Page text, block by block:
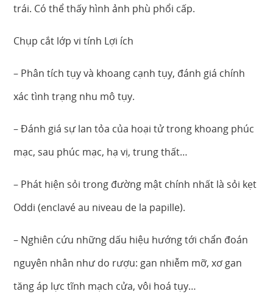
trái. Có thể thấy hình ảnh phù phổi cấp.
Chụp cắt lớp vi tính Lợi ích
– Phân tích tụy và khoang cạnh tụy, đánh giá chính
xác tình trạng nhu mô tụy.
– Đánh giá sự lan tỏa của hoại tử trong khoang phúc
mạc, sau phúc mạc, hạ vị, trung thất…
– Phát hiện sỏi trong đường mật chính nhất là sỏi kẹt
Oddi (enclavé au niveau de la papille).
– Nghiên cứu những dấu hiệu hướng tới chẩn đoán
nguyên nhân như do rượu: gan nhiễm mỡ, xơ gan
tăng áp lực tĩnh mạch cửa, vôi hoá tụy…